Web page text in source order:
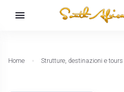
Home Strutture, destinazioni e tours